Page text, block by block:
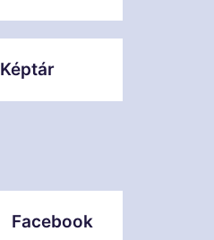
Képtár
Facebook